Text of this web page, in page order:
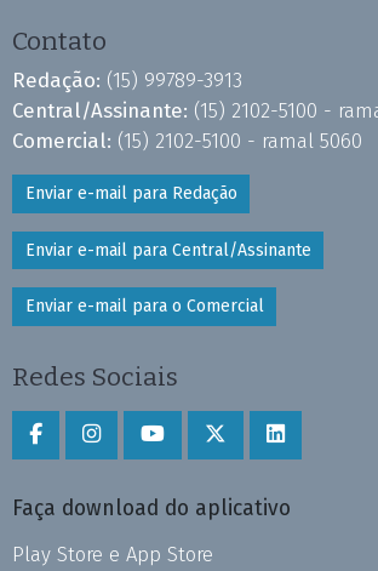
Contato
Redação: (15) 99789-3913
Central/Assinante: (15) 2102-5100 -
Comercial: (15) 2102-5100 - ramal 5060
Enviar e-mail para Redação
Enviar e-mail para Central/Assinante
Enviar e-mail para o Comercial
Redes Sociais
Faça download do aplicativo
Play Store e App Store